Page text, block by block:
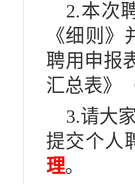
2.本次
《细则
聘用申报
汇总表》
3.请大
提交个人
理。